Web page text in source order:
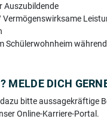
Auszubildende
Schülerwohnheim
MELDE DICH
dazu bitte aussagekräftige
Online-Karriere-Portal.